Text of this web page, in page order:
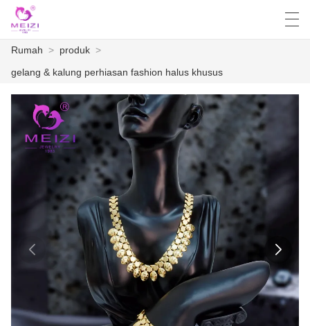
RUMAH
PABRIK ACARA
HUBUNGI KAMI
TENTANG KAMI
العربية English
Rumah > produk >
gelang & kalung perhiasan fashion halus khusus